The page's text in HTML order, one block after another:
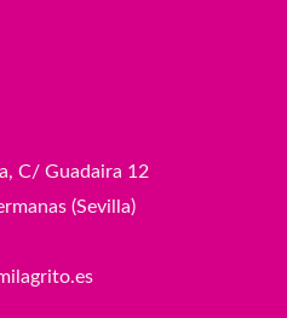
C/ Guadaira 12
(Sevilla)